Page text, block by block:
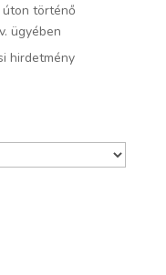
úton történő
ügyében
hirdetmény